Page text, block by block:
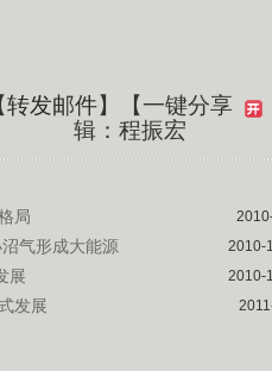
转发邮件】
【一键分享
辑：程振宏
局
气形成大能源 2010-
展 2010-
发展